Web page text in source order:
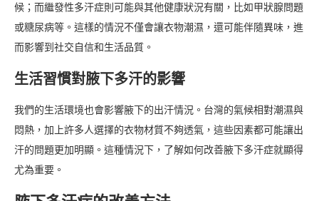
候；而繼發性多汗症則可能與其他健康狀況有關，比如甲狀腺問題
或糖尿病等。這樣的情況不僅會讓衣物潮濕，還可能伴隨異味，進
而影響到社交自信和生活品質。
生活習慣對腋下多汗的影響
我們的生活環境也會影響腋下的出汗情況。台灣的氣候相對潮濕與
悶熱，加上許多人選擇的衣物材質不夠透氣，這些因素都可能讓出
汗的問題更加明顯。這種情況下，了解如何改善腋下多汗症就顯得
尤為重要。